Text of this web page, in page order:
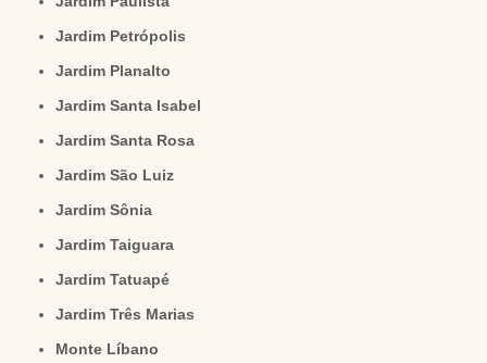
Jardim Petrópolis
Jardim Planalto
Jardim Santa Isabel
Jardim Santa Rosa
Jardim São Luiz
Jardim Sônia
Jardim Taiguara
Jardim Tatuapé
Jardim Três Marias
Monte Líbano